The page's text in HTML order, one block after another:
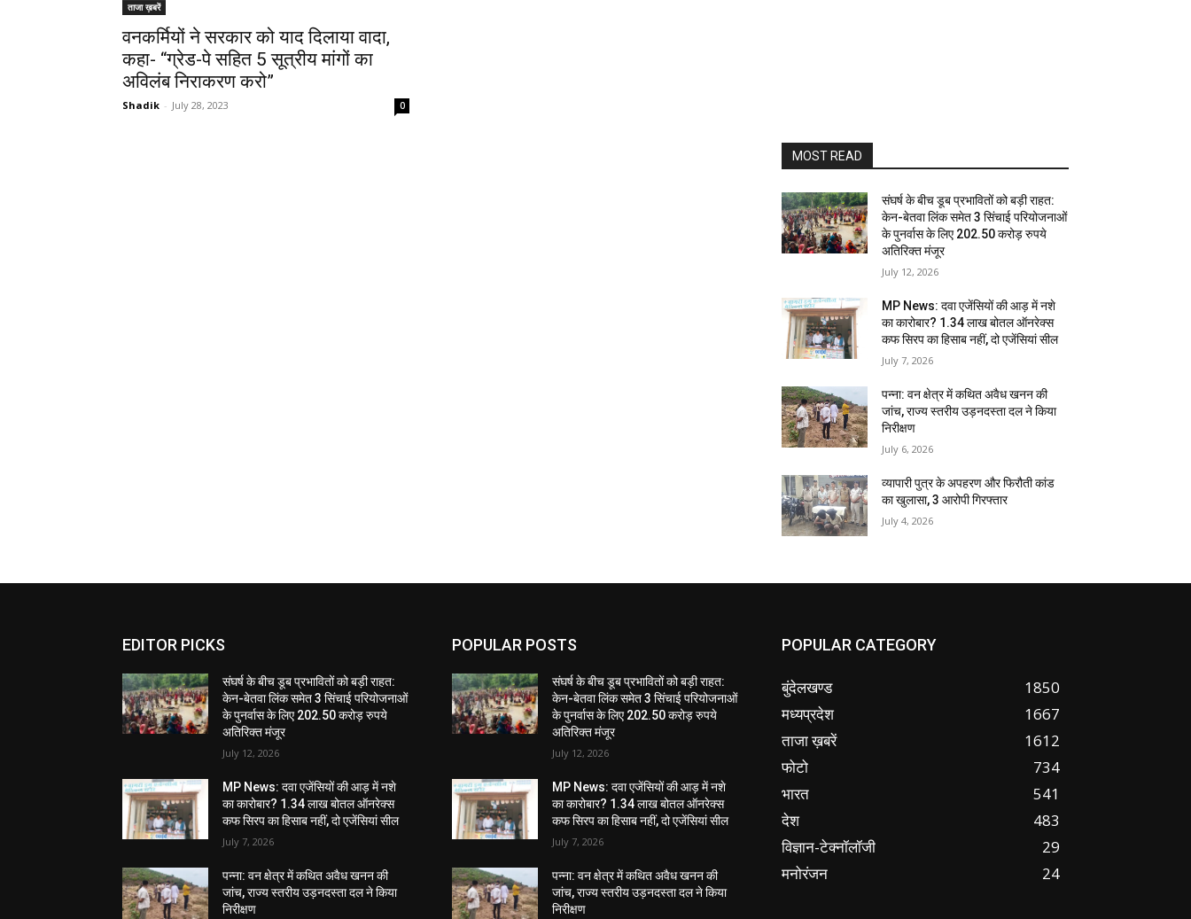
ताजा ख़बरें
वनकर्मियों ने सरकार को याद दिलाया वादा,
कहा- “ग्रेड-पे सहित 5 सूत्रीय मांगों का
अविलंब निराकरण करो”
Shadik - July 28, 2023 0
MOST READ
संघर्ष के बीच डूब प्रभावितों को बड़ी राहत:
केन-बेतवा लिंक समेत 3 सिंचाई परियोजनाओं
के पुनर्वास के लिए 202.50 करोड़ रुपये
अतिरिक्त मंजूर
July 12, 2026
MP News: दवा एजेंसियों की आड़ में नशे
का कारोबार? 1.34 लाख बोतल ऑनरेक्स
कफ सिरप का हिसाब नहीं, दो एजेंसियां सील
July 7, 2026
पन्ना: वन क्षेत्र में कथित अवैध खनन की
जांच, राज्य स्तरीय उड़नदस्ता दल ने किया
निरीक्षण
July 6, 2026
व्यापारी पुत्र के अपहरण और फिरौती कांड
का खुलासा, 3 आरोपी गिरफ्तार
July 4, 2026
EDITOR PICKS
संघर्ष के बीच डूब प्रभावितों को बड़ी राहत:
केन-बेतवा लिंक समेत 3 सिंचाई परियोजनाओं
के पुनर्वास के लिए 202.50 करोड़ रुपये
अतिरिक्त मंजूर
July 12, 2026
MP News: दवा एजेंसियों की आड़ में नशे
का कारोबार? 1.34 लाख बोतल ऑनरेक्स
कफ सिरप का हिसाब नहीं, दो एजेंसियां सील
July 7, 2026
पन्ना: वन क्षेत्र में कथित अवैध खनन की
जांच, राज्य स्तरीय उड़नदस्ता दल ने किया
निरीक्षण
POPULAR POSTS
संघर्ष के बीच डूब प्रभावितों को बड़ी राहत:
केन-बेतवा लिंक समेत 3 सिंचाई परियोजनाओं
के पुनर्वास के लिए 202.50 करोड़ रुपये
अतिरिक्त मंजूर
July 12, 2026
MP News: दवा एजेंसियों की आड़ में नशे
का कारोबार? 1.34 लाख बोतल ऑनरेक्स
कफ सिरप का हिसाब नहीं, दो एजेंसियां सील
July 7, 2026
पन्ना: वन क्षेत्र में कथित अवैध खनन की
जांच, राज्य स्तरीय उड़नदस्ता दल ने किया
निरीक्षण
POPULAR CATEGORY
बुंदेलखण्ड
1850
मध्यप्रदेश
1667
ताजा ख़बरें
1612
फोटो
734
भारत
541
देश
483
विज्ञान-टेक्नॉलॉजी
29
मनोरंजन
24